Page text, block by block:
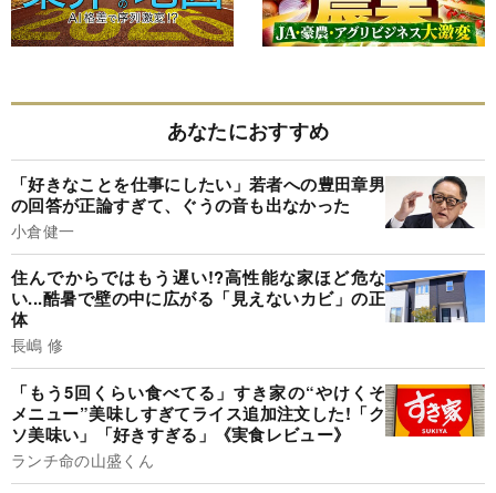
あなたにおすすめ
「好きなことを仕事にしたい」若者への豊田章男
の回答が正論すぎて、ぐうの音も出なかった
小倉健一
住んでからではもう遅い!?高性能な家ほど危な
い...酷暑で壁の中に広がる「見えないカビ」の正
体
長嶋 修
「もう5回くらい食べてる」すき家の“やけくそ
メニュー”美味しすぎてライス追加注文した!「ク
ソ美味い」「好きすぎる」《実食レビュー》
ランチ命の山盛くん